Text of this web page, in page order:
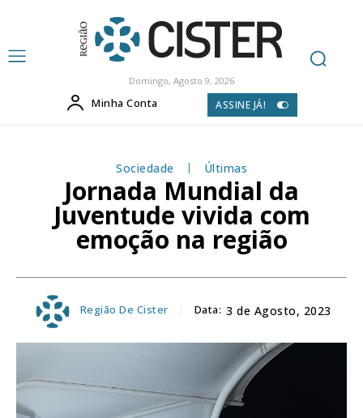
Domingo, Agosto 9, 2026
Minha Conta ASSINE JÁ!
Sociedade Últimas
Jornada Mundial da
Juventude vivida com
emoção na região
Região De Cister Data: 3 de Agosto, 2023